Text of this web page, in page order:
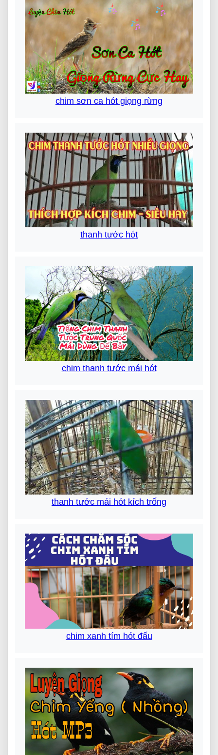
chim sơn ca hót giọng rừng
thanh tước hót
chim thanh tước mái hót
thanh tước mái hót kích trống
chim xanh tím hót đấu